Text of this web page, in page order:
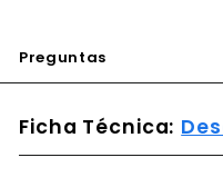
Preguntas
Ficha Técnica: